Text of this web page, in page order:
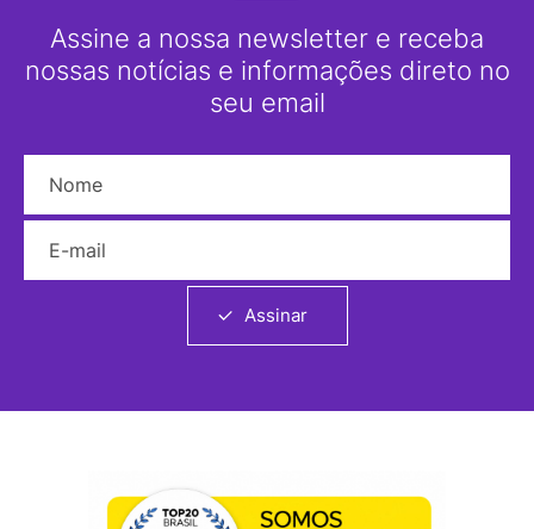
Assine a nossa newsletter e receba
nossas notícias e informações direto no
seu email
Assinar